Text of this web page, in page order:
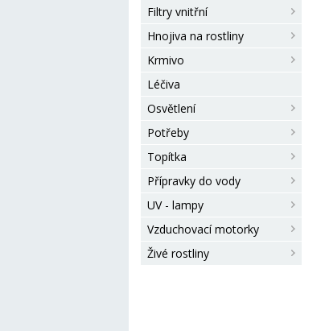
Filtry vnitřní
Hnojiva na rostliny
Krmivo
Léčiva
Osvětlení
Potřeby
Topítka
Přípravky do vody
UV - lampy
Vzduchovací motorky
Živé rostliny